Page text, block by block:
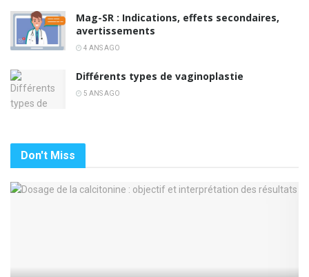
Mag-SR : Indications, effets secondaires,
avertissements
4 ANS AGO
Différents types de vaginoplastie
5 ANS AGO
Don't Miss